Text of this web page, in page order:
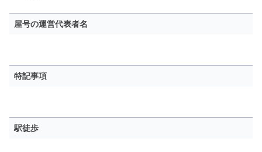
屋号の運営代表者名
特記事項
駅徒歩